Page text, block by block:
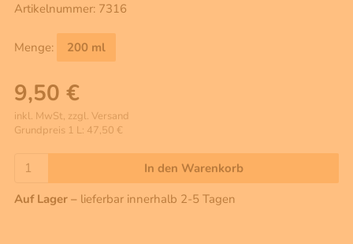
Artikelnummer: 7316
Menge: 200 ml
9,50 €
inkl. MwSt, zzgl. Versand
Grundpreis 1 L: 47,50 €
In den Warenkorb
Auf Lager – lieferbar innerhalb 2-5 Tagen